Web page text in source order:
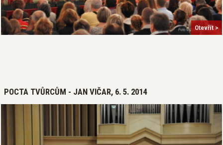
Otevřít >
POCTA TVŮRCŮM - JAN VIČAR, 6. 5. 2014